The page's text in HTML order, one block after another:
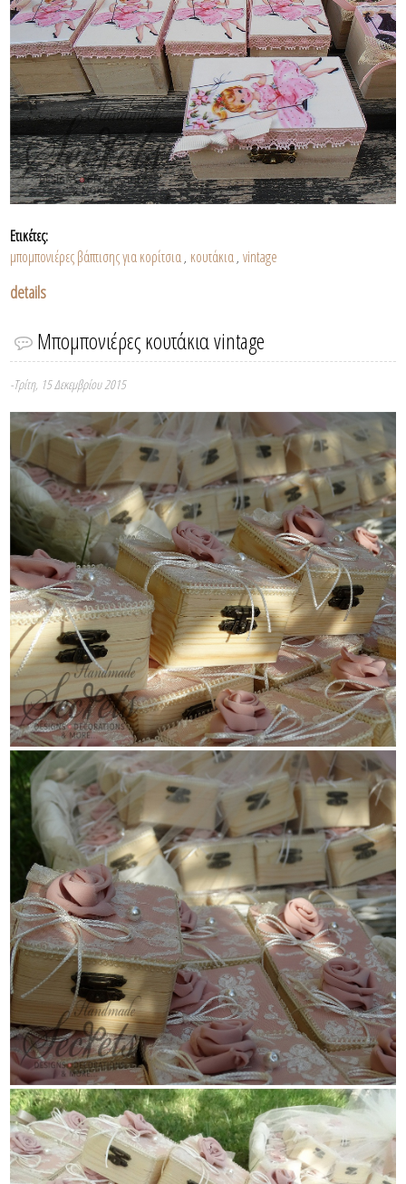
Ετικέτες:
μπομπονιέρες βάπτισης για κορίτσια , κουτάκια , vintage
details
Μπομπονιέρες κουτάκια vintage
-Τρίτη, 15 Δεκεμβρίου 2015